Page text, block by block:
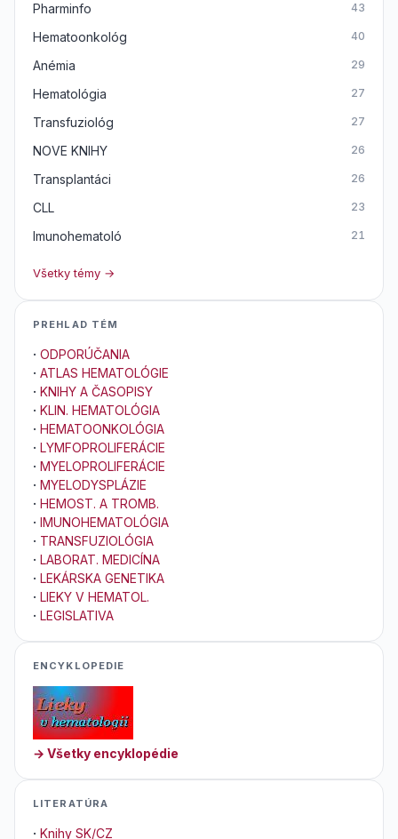
Pharminfo 43
Hematoonkológ 40
Anémia 29
Hematológia 27
Transfuziológ 27
NOVE KNIHY 26
Transplantáci 26
CLL 23
Imunohematoló 21
Všetky témy →
PREHLAD TÉM
· ODPORÚČANIA
· ATLAS HEMATOLÓGIE
· KNIHY A ČASOPISY
· KLIN. HEMATOLÓGIA
· HEMATOONKOLÓGIA
· LYMFOPROLIFERÁCIE
· MYELOPROLIFERÁCIE
· MYELODYSPLÁZIE
· HEMOST. A TROMB.
· IMUNOHEMATOLÓGIA
· TRANSFUZIOLÓGIA
· LABORAT. MEDICÍNA
· LEKÁRSKA GENETIKA
· LIEKY V HEMATOL.
· LEGISLATIVA
ENCYKLOPEDIE
→ Všetky encyklopédie
LITERATÚRA
· Knihy SK/CZ